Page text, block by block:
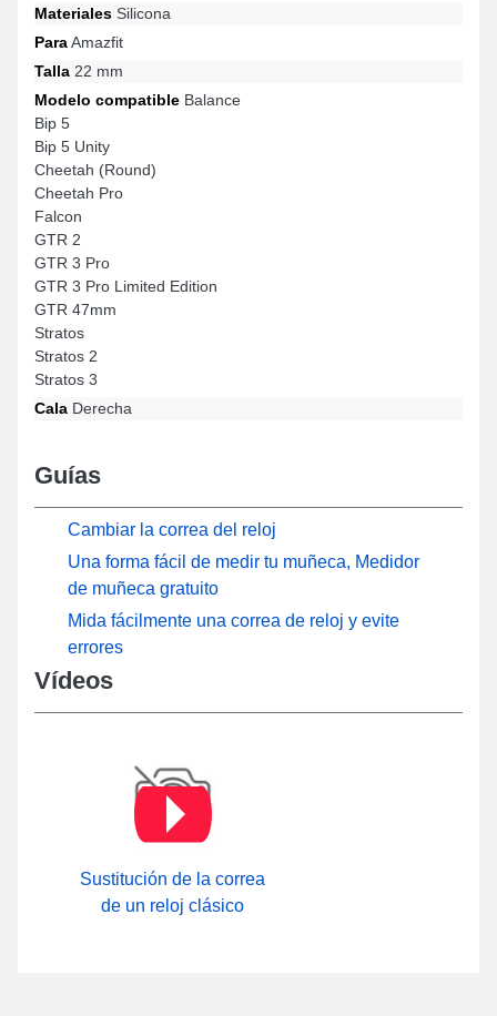
Materiales Silicona
ParaAmazfit
Talla 22 mm
Modelo compatible Balance
Bip 5
Bip 5 Unity
Cheetah (Round)
Cheetah Pro
Falcon
GTR 2
GTR 3 Pro
GTR 3 Pro Limited Edition
GTR 47mm
Stratos
Stratos 2
Stratos 3
Cala Derecha
Guías
Cambiar la correa del reloj
Una forma fácil de medir tu muñeca, Medidor
de muñeca gratuito
Mida fácilmente una correa de reloj y evite
errores
Vídeos
Sustitución de la correa
de un reloj clásico